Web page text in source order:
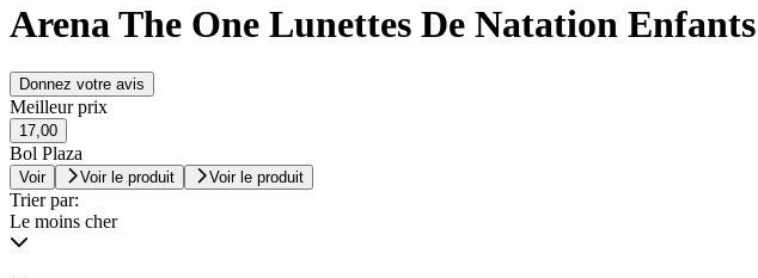
Arena The One Lunettes De Natation
Donnez votre avis
Meilleur prix
17,00
Bol Plaza
Voir Voir le produit Voir le produit
Trier par:
Le moins cher